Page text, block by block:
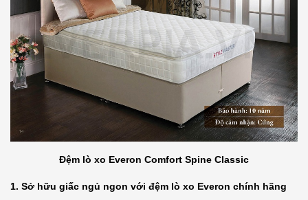
Đệm lò xo Everon Comfort Spine Classic
1. Sở hữu giấc ngủ ngon với đệm lò xo Everon chính hãng